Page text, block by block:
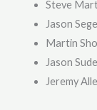
Steve
Jason
Martin
Jason
Jeremy